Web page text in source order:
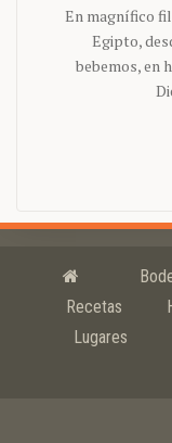
En magnífico
Egipto,
bebemos, en
Recetas
Lugares